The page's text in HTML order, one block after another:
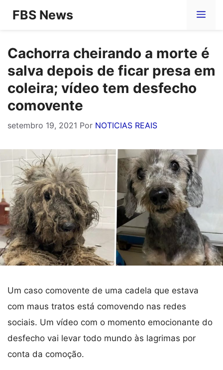
Pular
conteúdo
FBS News
Cachorra cheirando a morte é
salva depois de ficar presa em
coleira; vídeo tem desfecho
comovente
setembro 19, 2021 Por NOTICIAS REAIS
Um caso comovente de uma cadela que estava
com maus tratos está comovendo nas redes
sociais. Um vídeo com o momento emocionante do
desfecho vai levar todo mundo às lagrimas por
conta da comoção.